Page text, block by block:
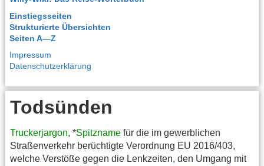
Einstiegsseiten
Strukturierte Übersichten
Seiten A—Z
Impressum
Datenschutzerklärung
Todsünden
Truckerjargon, *Spitzname für die im gewerblichen
Straßenverkehr berüchtigte Verordnung EU 2016/403,
welche Verstöße gegen die Lenkzeiten, den Umgang mit